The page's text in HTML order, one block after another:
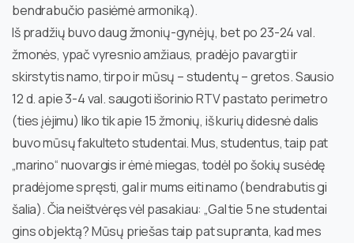
bendrabučio pasiėmė armoniką).
Iš pradžių buvo daug žmonių-gynėjų, bet po 23-24 val.
žmonės, ypač vyresnio amžiaus, pradėjo pavargti ir
skirstytis namo, tirpo ir mūsų – studentų – gretos. Sausio
12 d. apie 3-4 val. saugoti išorinio RTV pastato perimetro
(ties įėjimu) liko tik apie 15 žmonių, iš kurių didesnė dalis
buvo mūsų fakulteto studentai. Mus, studentus, taip pat
„marino“ nuovargis ir ėmė miegas, todėl po šokių susėdę
pradėjome spręsti, gal ir mums eiti namo (bendrabutis gi
šalia). Čia neištvėręs vėl pasakiau: „Gal tie 5 ne studentai
gins objektą? Mūsų priešas taip pat supranta, kad mes